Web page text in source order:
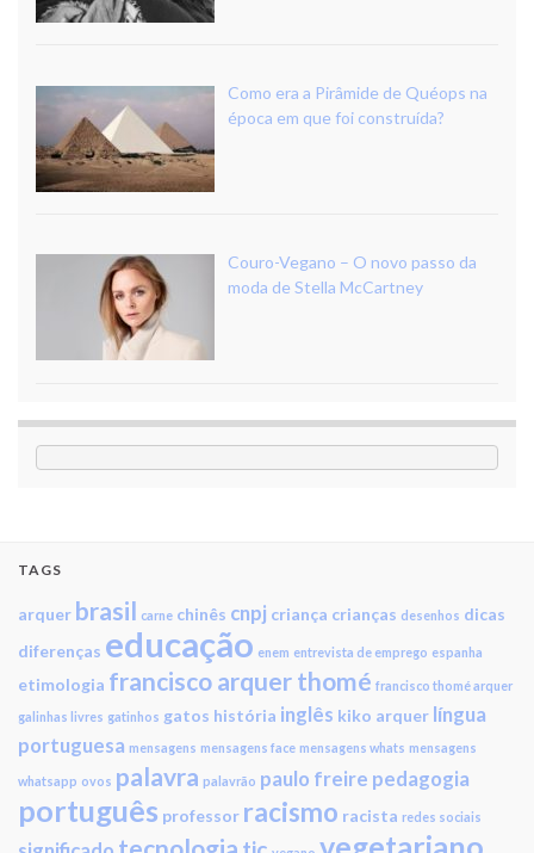
Como era a Pirâmide de Quéops na
época em que foi construída?
Couro-Vegano – O novo passo da
moda de Stella McCartney
TAGS
arquer brasil carne chinês cnpj criança crianças desenhos dicas
diferenças educação enem entrevista de emprego espanha
etimologia francisco arquer thomé francisco thomé arquer
galinhas livres gatinhos gatos história inglês kiko arquer língua
portuguesa mensagens mensagens face mensagens whats mensagens
whatsapp ovos palavra palavrão paulo freire pedagogia
português professor racismo racista redes sociais
vegetariano